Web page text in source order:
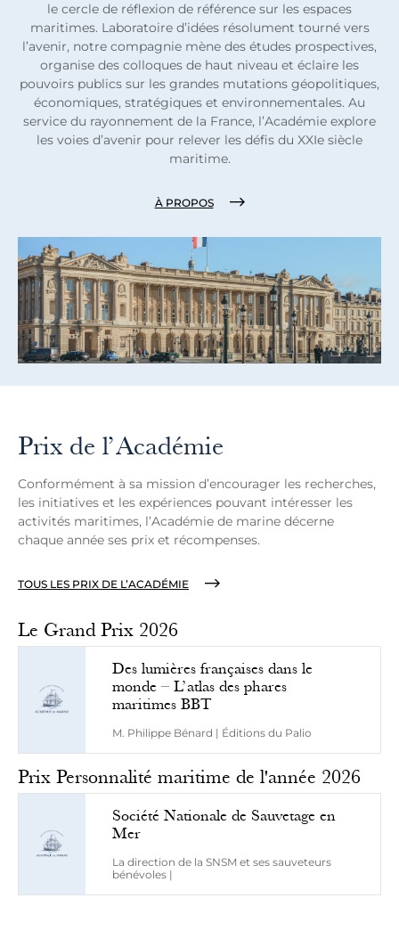
le cercle de réflexion de référence sur les espaces
maritimes. Laboratoire d’idées résolument tourné vers
l’avenir, notre compagnie mène des études prospectives,
organise des colloques de haut niveau et éclaire les
pouvoirs publics sur les grandes mutations géopolitiques,
économiques, stratégiques et environnementales. Au
service du rayonnement de la France, l’Académie explore
les voies d’avenir pour relever les défis du XXIe siècle
maritime.
À PROPOS
Prix de l’Académie
Conformément à sa mission d’encourager les recherches,
les initiatives et les expériences pouvant intéresser les
activités maritimes, l’Académie de marine décerne
chaque année ses prix et récompenses.
TOUS LES PRIX DE L’ACADÉMIE
Le Grand Prix 2026
Des lumières françaises dans le
monde – L’atlas des phares
maritimes BBT
M. Philippe Bénard | Éditions du Palio
Prix Personnalité maritime de l'année 2026
Société Nationale de Sauvetage en
Mer
La direction de la SNSM et ses sauveteurs
bénévoles |